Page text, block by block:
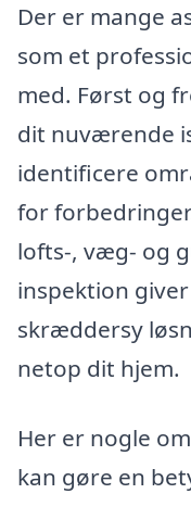
Der er mange
som et
med. Først og
dit nuværende
identificere
for
lofts-, væg- og
inspektion
skræddersy
netop dit hjem.
Her er nogle
kan gøre en